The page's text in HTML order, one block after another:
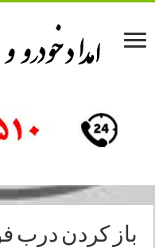
باز کردن درب